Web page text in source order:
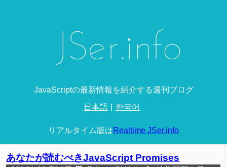
JavaScriptの最新情報を紹介する週刊ブログ
日本語 한국어
リアルタイム版はRealtime JSer.info
あなたが読むべきJavaScript Promises